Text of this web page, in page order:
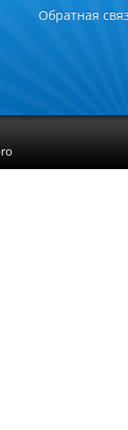
Обратная